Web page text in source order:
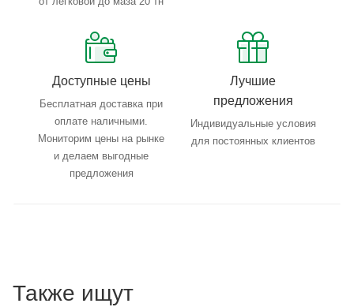
Доступные цены
Бесплатная доставка при
оплате наличными.
Мониторим цены на рынке
и делаем выгодные
предложения
Лучшие
предложения
Индивидуальные условия
для постоянных клиентов
Также ищут